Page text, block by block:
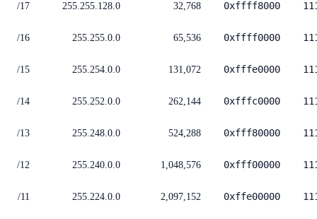
/17 255.255.128.0 32,768 0xffff8000
/16 255.255.0.0 65,536 0xffff0000
/15 255.254.0.0 131,072 0xfffe0000
/14 255.252.0.0 262,144 0xfffc0000
/13 255.248.0.0 524,288 0xfff80000
/12 255.240.0.0 1,048,576 0xfff00000
/11 255.224.0.0 2,097,152 0xffe00000